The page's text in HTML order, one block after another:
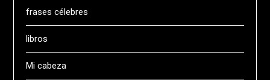
frases célebres
libros
Mi cabeza